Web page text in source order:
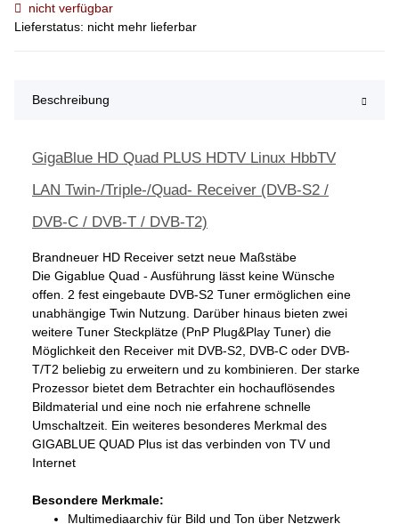
nicht verfügbar
Lieferstatus: nicht mehr lieferbar
Beschreibung
GigaBlue HD Quad PLUS HDTV Linux HbbTV
LAN Twin-/Triple-/Quad- Receiver (DVB-S2 /
DVB-C / DVB-T / DVB-T2)
Brandneuer HD Receiver setzt neue Maßstäbe
Die Gigablue Quad - Ausführung lässt keine Wünsche
offen. 2 fest eingebaute DVB-S2 Tuner ermöglichen eine
unabhängige Twin Nutzung. Darüber hinaus bieten zwei
weitere Tuner Steckplätze (PnP Plug&Play Tuner) die
Möglichkeit den Receiver mit DVB-S2, DVB-C oder DVB-
T/T2 beliebig zu erweitern und zu kombinieren. Der starke
Prozessor bietet dem Betrachter ein hochauflösendes
Bildmaterial und eine noch nie erfahrene schnelle
Umschaltzeit. Ein weiteres besonderes Merkmal des
GIGABLUE QUAD Plus ist das verbinden von TV und
Internet
Besondere Merkmale:
Multimediaarchiv für Bild und Ton über Netzwerk